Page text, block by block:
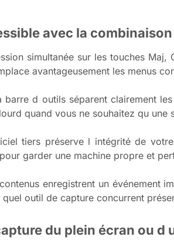
avec la
simultanée sur les touches
avantageusement les menus
barre d outils séparent clairement
quand vous ne souhaitez qu une
tiers préserve l intégrité de
garder une machine propre et
enregistrent un événement
outil de capture concurrent
du plein écran ou d